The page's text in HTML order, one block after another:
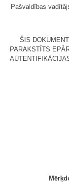
Pašvaldības
ŠIS
PARAKSTĪTS